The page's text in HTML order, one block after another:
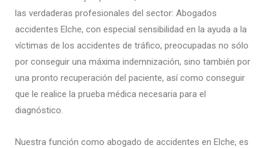
las verdaderas profesionales del sector: Abogados
accidentes Elche, con especial sensibilidad en la ayuda a la
víctimas de los accidentes de tráfico, preocupadas no sólo
por conseguir una máxima indemnización, sino también por
una pronto recuperación del paciente, así como conseguir
que le realice la prueba médica necesaria para el
diagnóstico.
Nuestra función como abogado de accidentes en Elche, es